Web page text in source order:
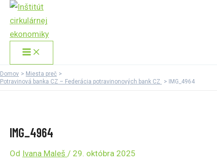
Preskočiť
obsah
Main
Menu
Domov
Miesta preč
Potravinová banka CZ – Federácia potravinonových bank CZ
IMG_4964
IMG_4964
Od Ivana Maleš / 29. októbra 2025